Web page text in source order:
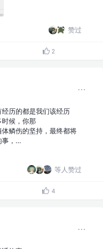
赞过
2
历的都是我们该经历
候，你那
鳞伤的坚持，最终都将
事，…
等人赞过
4